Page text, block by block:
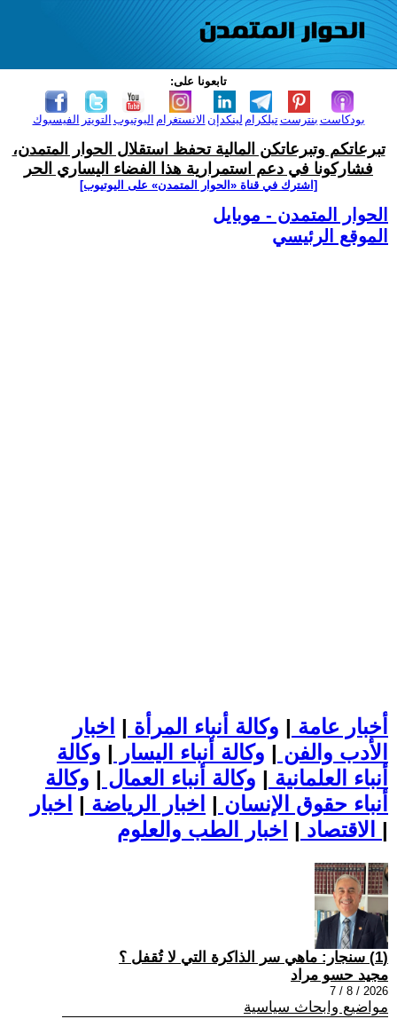
تابعونا على:
الفيسبوك التويتر اليوتيوب الانستغرام لينكدإن تيلكرامبنترست بودكاست
تبرعاتكم وتبرعاتكن المالية تحفظ استقلال الحوار المتمدن،
فشاركونا في دعم استمرارية هذا الفضاء اليساري الحر
[اشترك في قناة ‫«الحوار المتمدن» على اليوتيوب]
الحوار المتمدن - موبايل
الموقع الرئيسي
أخبار عامة | وكالة أنباء المرأة | اخبار
الأدب والفن | وكالة أنباء اليسار | وكالة
أنباء العلمانية | وكالة أنباء العمال | وكالة
أنباء حقوق الإنسان | اخبار الرياضة | اخبار
الاقتصاد | |
(1) سنجار: ماهي سر الذاكرة التي لا تُقفل ؟
مجيد حسو مراد
2026 / 8 / 7
مواضيع وابحاث سياسية